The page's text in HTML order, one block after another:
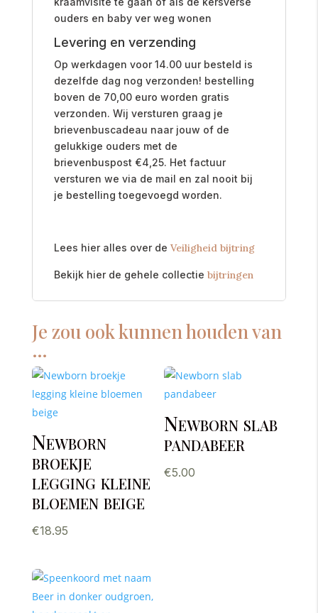
ouders en baby ver weg wonen
Levering en verzending
Op werkdagen voor 14.00 uur besteld is
dezelfde dag nog verzonden! bestelling
boven de 70,00 euro worden gratis
verzonden. Wij versturen graag je
brievenbuscadeau naar jouw of de
gelukkige ouders met de
brievenbuspost €4,25. Het factuur
versturen we via de mail en zal nooit bij
je bestelling toegevoegd worden.
Lees hier alles over de Veiligheid bijtring
Bekijk hier de gehele collectie bijtringen
Je zou ook kunnen houden van
…
Newborn
broekje
legging kleine
bloemen beige
€18.95
Newborn slab
pandabeer
€5.00